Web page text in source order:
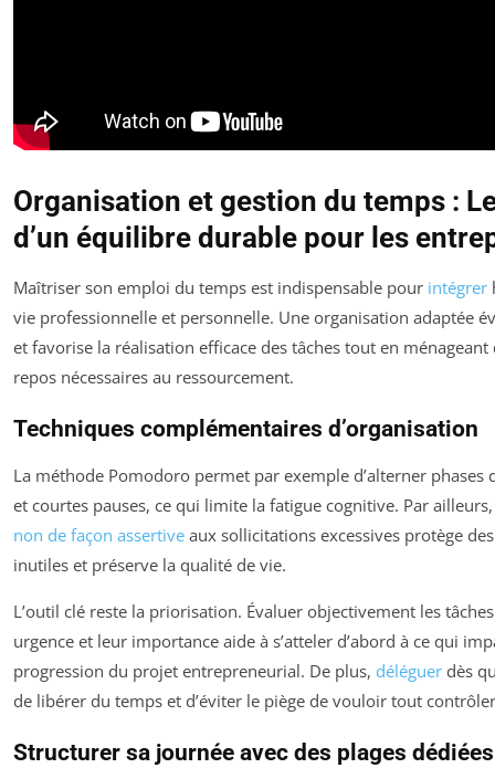
Organisation et gestion du temps :
d’un équilibre durable pour les
Maîtriser son emploi du temps est indispensable pour intégrer
vie professionnelle et personnelle. Une organisation adaptée
et favorise la réalisation efficace des tâches tout en ménageant
repos nécessaires au ressourcement.
Techniques complémentaires d’organisation
La méthode Pomodoro permet par exemple d’alterner phases
et courtes pauses, ce qui limite la fatigue cognitive. Par
non de façon assertive aux sollicitations excessives protège
inutiles et préserve la qualité de vie.
L’outil clé reste la priorisation. Évaluer objectivement les
urgence et leur importance aide à s’atteler d’abord à ce qui
progression du projet entrepreneurial. De plus, déléguer dès
de libérer du temps et d’éviter le piège de vouloir tout
Structurer sa journée avec des plages dédiées